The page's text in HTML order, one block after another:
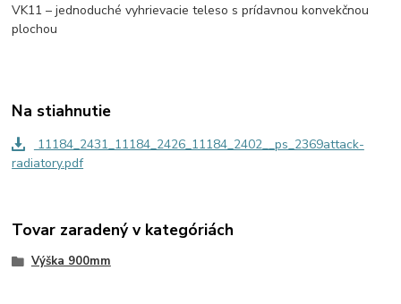
VK11 – jednoduché vyhrievacie teleso s prídavnou konvekčnou
plochou
Na stiahnutie
11184_2431_11184_2426_11184_2402__ps_2369attack-
radiatory.pdf
Tovar zaradený v kategóriách
Výška 900mm